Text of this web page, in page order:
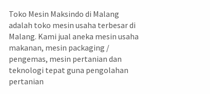
Toko Mesin Maksindo di Malang
adalah toko mesin usaha terbesar di
Malang. Kami jual aneka mesin usaha
makanan, mesin packaging /
pengemas, mesin pertanian dan
teknologi tepat guna pengolahan
pertanian